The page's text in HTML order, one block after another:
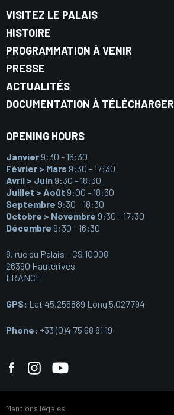
VISITEZ LE PALAIS
HISTOIRE
PROGRAMMATION À VENIR
PRESSE
ACTUALITÉS
DOCUMENTATION À TÉLÉCHARGER
OPENING HOURS
Janvier 9:30 - 16:30
Février > Mars 9:30 - 17:30
Avril > Juin 9:30 - 18:30
Juillet > Août 9:00 - 18:30
Septembre 9:30 - 18:30
Octobre > Novembre 9:30 - 17:30
Décembre 9:30 - 16:30
8, rue du Palais – CS 10008
26390 Hauterives
FRANCE
GPS: Lat 45.255889 Long 5.027794
Phone: +33 (0)4 75 68 81 19
Mentions légales